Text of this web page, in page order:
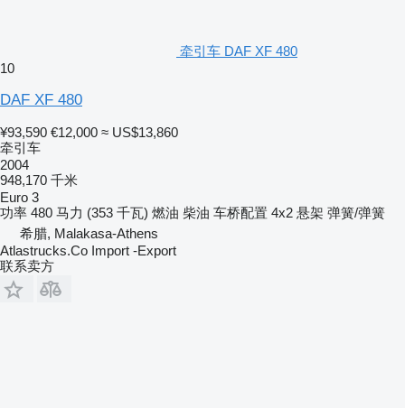
牵引车 DAF XF 480
10
DAF XF 480
¥93,590 €12,000 ≈ US$13,860
牵引车
2004
948,170 千米
Euro 3
功率 480 马力 (353 千瓦) 燃油 柴油 车桥配置 4x2 悬架 弹簧/弹簧
希腊, Malakasa-Athens
Atlastrucks.Co Import -Export
联系卖方